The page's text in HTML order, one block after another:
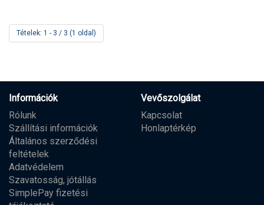
Tételek: 1 - 3 / 3 (1 oldal)
Információk
Rólunk
Szállítási információk
Általános szerződési
feltételek
Adatvédelem
Szavatosság, jótállás
SimplePay fizetési
Vevőszolgálat
Kapcsolat
Honlaptérkép